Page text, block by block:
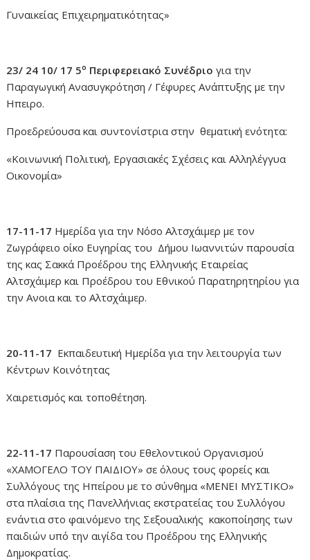
Γυναικείας Επιχειρηματικότητας»
23/ 24 10/ 17 5ο Περιφερειακό Συνέδριογια την
Παραγωγική Ανασυγκρότηση / Γέφυρες Ανάπτυξης με την
Ηπειρο.
Προεδρεύουσα και συντονίστρια στην θεματική ενότητα:
«Κοινωνική Πολιτική, Εργασιακές Σχέσεις και Αλληλέγγυα
Οικονομία»
17-11-17 Ημερίδα για την Νόσο Aλτσχάιμερ με τον
Ζωγράφειο οίκο Ευγηρίας του Δήμου Ιωαννιτών παρουσία
της κας Σακκά Προέδρου της Ελληνικής Εταιρείας
Αλτσχάιμερ και Προέδρου του Εθνικού Παρατηρητηρίου για
την Ανοια και το Αλτσχάιμερ.
20-11-17 Εκπαιδευτική Ημερίδα για την λειτουργία των
Κέντρων Κοινότητας
Χαιρετισμός και τοποθέτηση.
22-11-17 Παρουσίαση του Εθελοντικού Οργανισμού
«ΧΑΜΟΓΕΛΟ ΤΟΥ ΠΑΙΔΙΟΥ» σε όλους τους φορείς και
Συλλόγους της Ηπείρου με το σύνθημα «ΜΕΝΕΙ ΜΥΣΤΙΚΟ»
στα πλαίσια της Πανελλήνιας εκστρατείας του Συλλόγου
ενάντια στο φαινόμενο της Σεξουαλικής κακοποίησης των
παιδιών υπό την αιγίδα του Προέδρου της Ελληνικής
Δημοκρατίας.